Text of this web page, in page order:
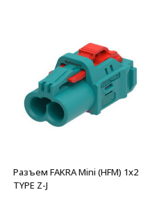
Разъем FAKRA Mini (HFM) 1x2
TYPE Z-J